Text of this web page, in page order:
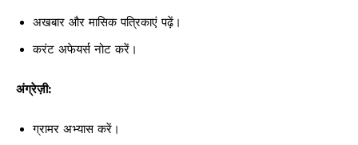
अखबार और मासिक पत्रिकाएं पढ़ें।
करंट अफेयर्स नोट करें।
अंग्रेज़ी:
ग्रामर अभ्यास करें।